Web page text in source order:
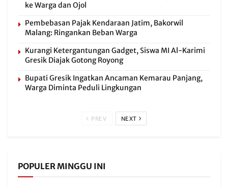
ke Warga dan Ojol
Pembebasan Pajak Kendaraan Jatim, Bakorwil
Malang: Ringankan Beban Warga
Kurangi Ketergantungan Gadget, Siswa MI Al-Karimi
Gresik Diajak Gotong Royong
Bupati Gresik Ingatkan Ancaman Kemarau Panjang,
Warga Diminta Peduli Lingkungan
PREV NEXT
POPULER MINGGU INI